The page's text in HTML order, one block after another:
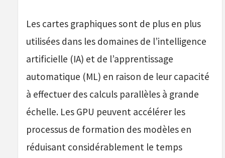
Les cartes graphiques sont de plus en plus
utilisées dans les domaines de l’intelligence
artificielle (IA) et de l’apprentissage
automatique (ML) en raison de leur capacité
à effectuer des calculs parallèles à grande
échelle. Les GPU peuvent accélérer les
processus de formation des modèles en
réduisant considérablement le temps